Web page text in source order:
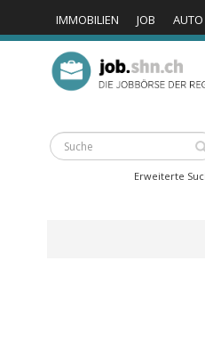
IMMOBILIEN JOB AUTO
Erweiterte